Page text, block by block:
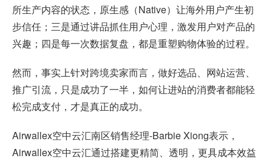
所生产内容的状态，原生感（Native）让海外用户产生初
步信任；三是通过讲品抓住用户心理，激发用户对产品的
兴趣；四是每一次数据复盘，都是重塑购物体验的过程。
然而，事实上针对跨境卖家而言，做好选品、网站运营、
推广引流，只是成功了一半，如何让进站的消费者都能轻
松完成支付，才是真正的成功。
Airwallex空中云汇南区销售经理-Barbie Xiong表示，
Airwallex空中云汇通过搭建更精简、透明，更具成本效益